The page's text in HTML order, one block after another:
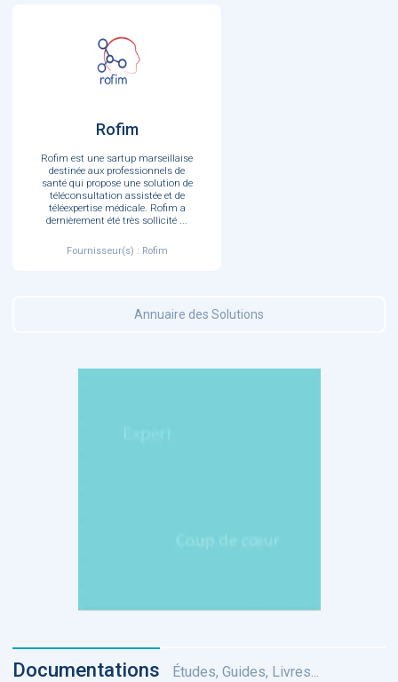
Rofim
Rofim est une sartup marseillaise
destinée aux professionnels de
santé qui propose une solution de
téléconsultation assistée et de
téléexpertise médicale. Rofim a
dernièrement été très sollicité ...
Fournisseur(s) : Rofim
Annuaire des Solutions
Documentations Études, Guides, Livres...